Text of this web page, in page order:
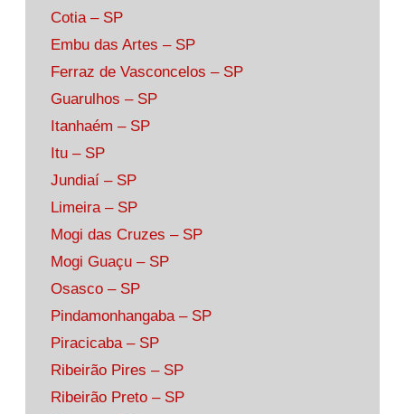
Cotia – SP
Embu das Artes – SP
Ferraz de Vasconcelos – SP
Guarulhos – SP
Itanhaém – SP
Itu – SP
Jundiaí – SP
Limeira – SP
Mogi das Cruzes – SP
Mogi Guaçu – SP
Osasco – SP
Pindamonhangaba – SP
Piracicaba – SP
Ribeirão Pires – SP
Ribeirão Preto – SP